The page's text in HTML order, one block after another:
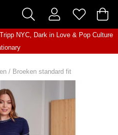
Tripp NYC, Dark in Love& Pop Culture
/ Broeken standard fit